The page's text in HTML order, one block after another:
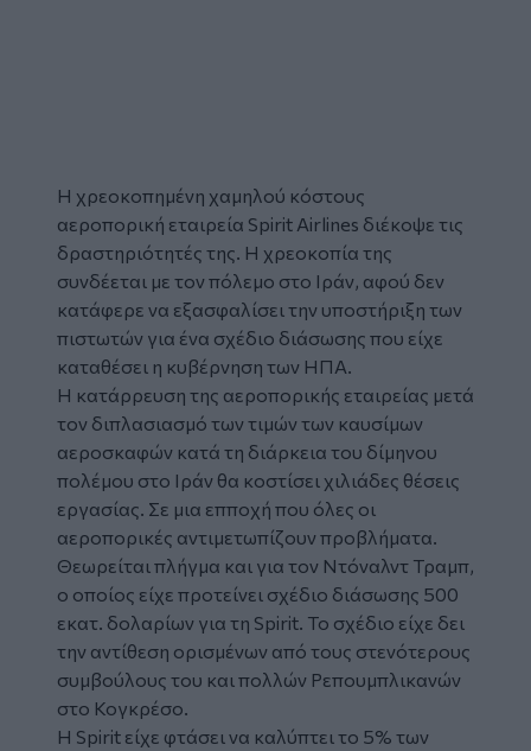
Η χρεοκοπημένη χαμηλού κόστους
αεροπορική εταιρεία Spirit Airlines διέκοψε τις
δραστηριότητές της. Η χρεοκοπία της
συνδέεται με τον πόλεμο στο Ιράν, αφού δεν
κατάφερε να εξασφαλίσει την υποστήριξη των
πιστωτών για ένα σχέδιο διάσωσης που είχε
καταθέσει η κυβέρνηση των ΗΠΑ.
Η κατάρρευση της αεροπορικής εταιρείας μετά
τον διπλασιασμό των τιμών των καυσίμων
αεροσκαφών κατά τη διάρκεια του δίμηνου
πολέμου στο Ιράν θα κοστίσει χιλιάδες θέσεις
εργασίας. Σε μια επποχή που όλες οι
αεροπορικές αντιμετωπίζουν προβλήματα.
Θεωρείται πλήγμα και για τον Ντόναλντ Τραμπ,
ο οποίος είχε προτείνει σχέδιο διάσωσης 500
εκατ. δολαρίων για τη Spirit. Το σχέδιο είχε δει
την αντίθεση ορισμένων από τους στενότερους
συμβούλους του και πολλών Ρεπουμπλικανών
στο Κογκρέσο.
Η Spirit είχε φτάσει να καλύπτει το 5% των